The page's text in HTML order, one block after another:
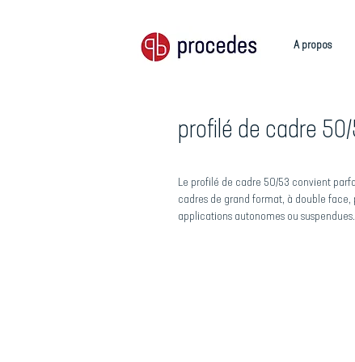
A propos
Le profilé de cadre 50/53 convient
cadres de grand format, à double face,
applications autonomes ou suspendues.
profilé de cadre